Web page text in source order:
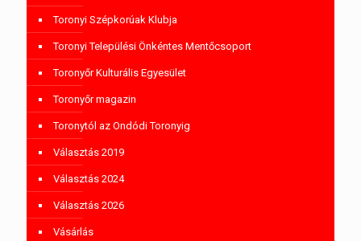
Toronyi Szépkorúak Klubja
Toronyi Települési Önkéntes Mentőcsoport
Toronyőr Kulturális Egyesület
Toronyőr magazin
Toronytól az Ondódi Toronyig
Választás 2019
Választás 2024
Választás 2026
Vásárlás